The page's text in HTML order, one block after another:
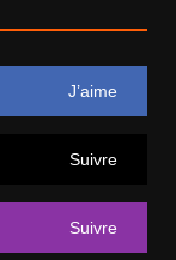
J’aime
Suivre
Suivre